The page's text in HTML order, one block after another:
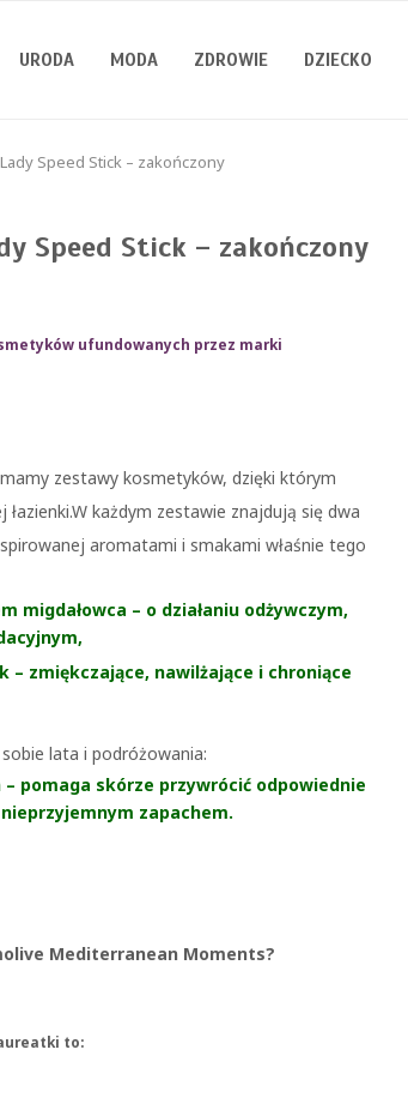
URODA MODA ZDROWIE DZIECKO
Speed Stick – zakończony
Speed Stick – zakończony
ufundowanych przez marki
zestawy kosmetyków, dzięki którym
każdym zestawie znajdują się dwa
aromatami i smakami właśnie tego
– o działaniu odżywczym,
– zmiękczające, nawilżające i chroniące
lata i podróżowania:
pomaga skórze przywrócić odpowiednie
zapachem.
Mediterranean Moments?
to: